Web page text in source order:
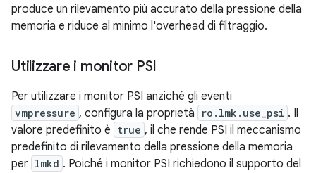
produce un rilevamento più accurato della pressione della
memoria e riduce al minimo l'overhead di filtraggio.
Utilizzare i monitor PSI
Per utilizzare i monitor PSI anziché gli eventi
vmpressure , configura la proprietà ro.lmk.use_psi . Il
valore predefinito è true , il che rende PSI il meccanismo
predefinito di rilevamento della pressione della memoria
per lmkd . Poiché i monitor PSI richiedono il supporto del